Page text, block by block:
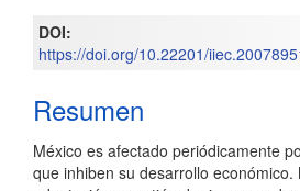
DOI:
https://doi.org/10.22201/
Resumen
México es afectado periódicamente
que inhiben su desarrollo económico.